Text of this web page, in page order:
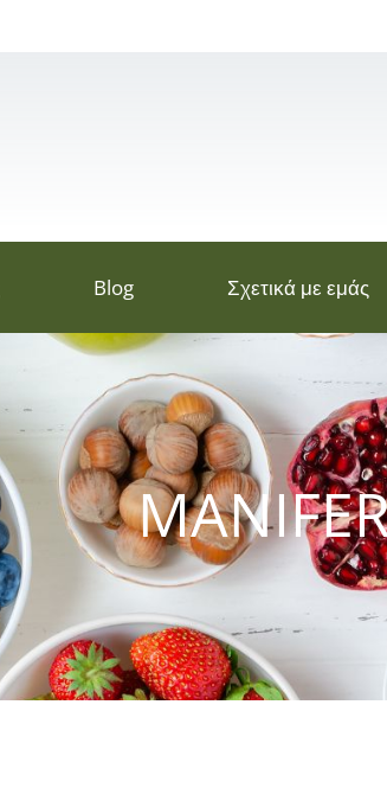
Blog Σχετικά με εμάς